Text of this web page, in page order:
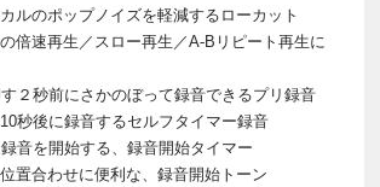
ルのポップノイズを軽減するローカット
倍速再生／スロー再生／A-Bリピート再生に
す２秒前にさかのぼって録音できるプリ録音
秒後に録音するセルフタイマー録音
録音を開始する、録音開始タイマー
置合わせに便利な、録音開始トーン